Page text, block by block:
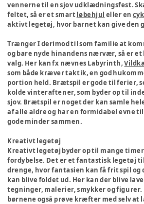
vennerne til en sjov udklædningsfest.
feltet, så er et smartløbehjul eller en
aktivt legetøj, hvor barnet kan give den
Trænger I derimod til som familie at
og bare nyde hinandens nærvær, så er
valg. Her kan fx nævnes Labyrinth,
som både kræver taktik, en god
portion held. Brætspil er gode til ferier,
kolde vinteraftener, som byder op til
sjov. Brætspil er noget der kan samle
af alle aldre og har en formidabel evne
gode minder sammen.
Kreativt legetøj
Kreativt legetøj byder op til mange
fordybelse. Det er et fantastisk legetøj
drenge, hvor fantasien kan få frit spil og
kan blive foldet ud. Her kan der blive
tegninger, malerier, smykker og figurer.
børnene også prøve kræfter med selv at